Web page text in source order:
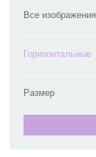
Все изображения
Горизонтальные
Размер